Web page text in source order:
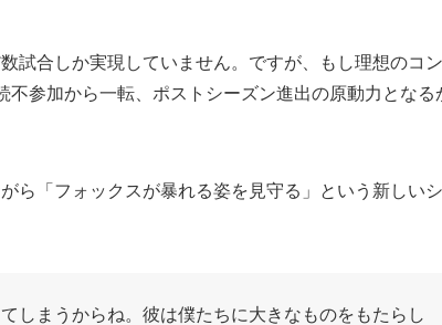
試合しか実現していません。ですが、もし理想のコ
参加から一転、ポストシーズン進出の原動力となる
ら「フォックスが暴れる姿を見守る」という新しい
しまうからね。彼は僕たちに大きなものをもたらし